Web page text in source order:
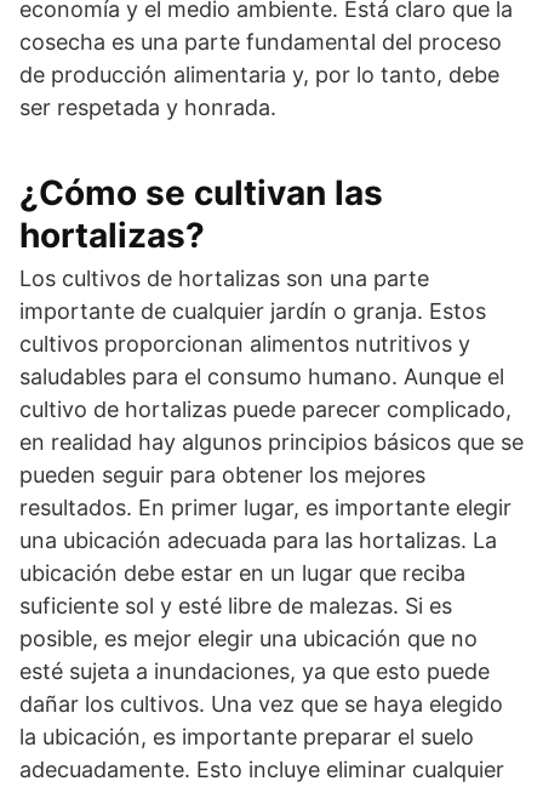
economía y el medio ambiente. Está claro que la
cosecha es una parte fundamental del proceso
de producción alimentaria y, por lo tanto, debe
ser respetada y honrada.
¿Cómo se cultivan las
hortalizas?
Los cultivos de hortalizas son una parte
importante de cualquier jardín o granja. Estos
cultivos proporcionan alimentos nutritivos y
saludables para el consumo humano. Aunque el
cultivo de hortalizas puede parecer complicado,
en realidad hay algunos principios básicos que se
pueden seguir para obtener los mejores
resultados. En primer lugar, es importante elegir
una ubicación adecuada para las hortalizas. La
ubicación debe estar en un lugar que reciba
suficiente sol y esté libre de malezas. Si es
posible, es mejor elegir una ubicación que no
esté sujeta a inundaciones, ya que esto puede
dañar los cultivos. Una vez que se haya elegido
la ubicación, es importante preparar el suelo
adecuadamente. Esto incluye eliminar cualquier